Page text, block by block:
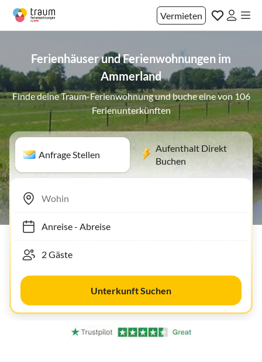
Vermieten
Ferienhäuser und Ferienwohnungen im
Ammerland
Finde deine Traum-Ferienwohnung und buche eine von 106
Ferienunterkünften
Anfrage Stellen
Aufenthalt Direkt
Buchen
Anreise- Abreise
Unterkunft Suchen